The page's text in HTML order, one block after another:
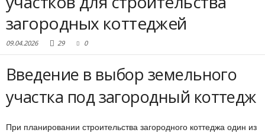
загородных коттеджей
09.04.2026 29 0
Введение в выбор земельного
участка под загородный коттедж
При планировании строительства загородного коттеджа один из